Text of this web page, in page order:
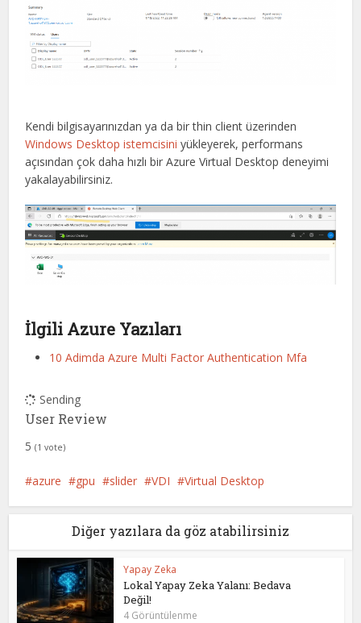
Kendi bilgisayarınızdan ya da bir thin client üzerinden
Windows Desktop istemcisini yükleyerek, performans
açısından çok daha hızlı bir Azure Virtual Desktop deneyimi
yakalayabilirsiniz.
İlgili Azure Yazıları
10 Adimda Azure Multi Factor Authentication Mfa
Sending
User Review
5 (1 vote)
azure gpu slider VDI Virtual Desktop
Diğer yazılara da göz atabilirsiniz
Yapay Zeka
Lokal Yapay Zeka Yalanı: Bedava
Değil!
4 Görüntülenme